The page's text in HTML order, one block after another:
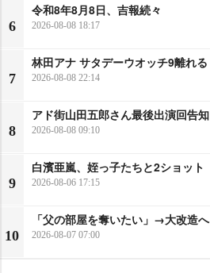
6
令和8年8月8日、吉報続々
2026-08-08 18:17
7
林田アナ サタデーウオッチ9離れる
2026-08-08 22:14
8
アド街山田五郎さん最後出演回告知
2026-08-08 09:10
9
白濱亜嵐、姪っ子たちと2ショット
2026-08-06 17:15
10
「父の部屋を奪いたい」→大改造へ
2026-08-07 07:00